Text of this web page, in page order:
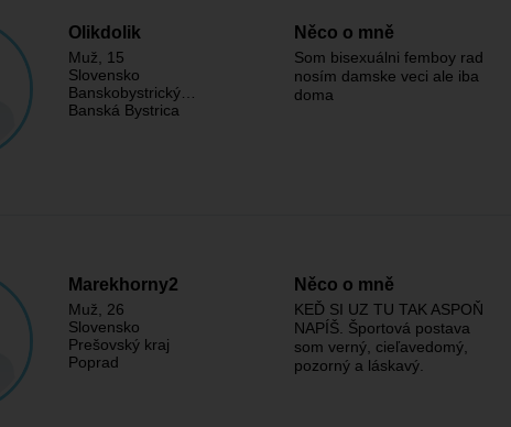
Olikdolik
Muž , 15
Slovensko
Banskobystrický…
Banská Bystrica
Něco o mně
Som bisexuálni femboy rad
nosím damske veci ale iba
doma
Marekhorny2
Muž , 26
Slovensko
Prešovský kraj
Poprad
Něco o mně
KEĎ SI UZ TU TAK ASPOŇ
NAPÍŠ. Športová postava
som verný, cieľavedomý,
pozorný a láskavý.